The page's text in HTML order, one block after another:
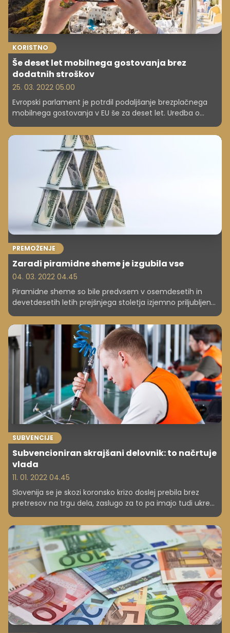
KORISTNO
Še deset let mobilnega gostovanja brez
dodatnih stroškov
25. 03. 2022 05.00
Evropski parlament je potrdil podaljšanje brezplačnega
mobilnega gostovanja v EU še za deset let. Uredba o
evropskim državljanom, da med potovanjem v drugih
državah EU kličejo, pošiljajo sporočila in brskajo po spletu
brez dodatnih stroškov, bo tako veljala do leta 2032.
PREMOŽENJE
Zaradi piramidne sheme je izgubila vse
04. 03. 2022 04.45
Piramidne sheme so bile predvsem v osemdesetih in
devetdesetih letih prejšnjega stoletja izjemno priljubljene,
denarja. V zadnjih letih je zaradi porasta spleta ter lažje
dostopnih in preverljivih informacij takšnih 'poslovnih
priložnosti' manj, a se še vedno dogajajo. To je na lastni
koži izkusila tudi naivna Američanka, ki je zaradi takšne
sheme izgubila vse premoženje.
SUBVENCIJE
Subvencioniran skrajšani delovnik: to načrtuje
vlada
11. 01. 2022 04.45
Slovenija se je skozi koronsko krizo doslej prebila brez
pretresov na trgu dela, zaslugo za to pa imajo tudi ukrepi,
okoli 53.000 delovnih mest in k uvedbi katerega ob
slabšanju razmer te dni znova pozivajo v turizmu. Vlada
sicer do konca leta načrtuje stalno tovrstno krizno
shemo.